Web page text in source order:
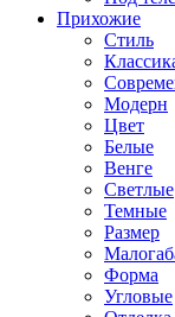
Прихожие
Стиль
Модерн
Цвет
Белые
Венге
Светлые
Темные
Размер
Форма
Угловые